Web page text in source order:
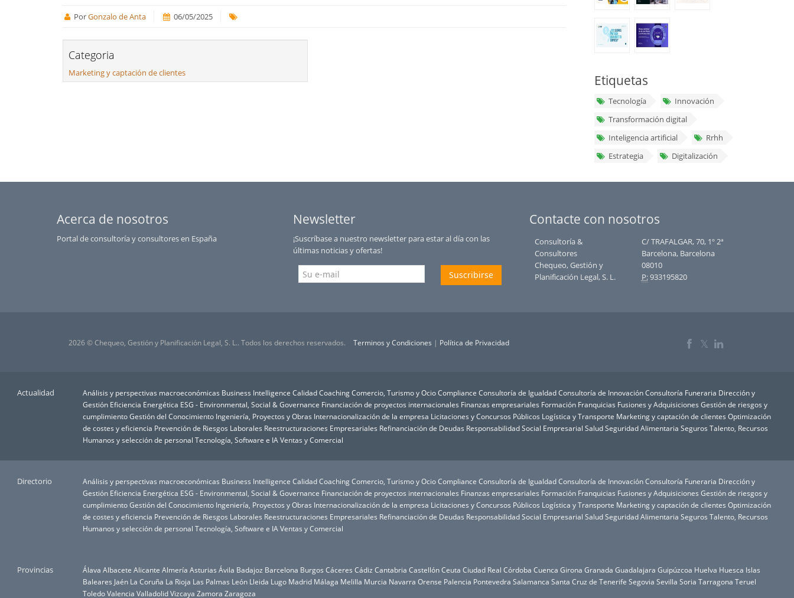
PorGonzalo de Anta 06/05/2025
Categoria
Marketing y captación de clientes Etiquetas
Tecnología
Innovación
Transformación digital
Inteligencia artificial
Rrhh
Estrategia
Digitalización
Acerca de nosotros
Portal de consultoría y consultores en España
Newsletter
¡Suscríbase a nuestro newsletter para estar al día con las
últimas noticias y ofertas!
Suscribirse
Contacte con nosotros
Consultoría &
Consultores
Chequeo, Gestión y
Planificación Legal, S. L.
C/ TRAFALGAR, 70, 1º 2ª
Barcelona, Barcelona
08010
P:933195820
2026 © Chequeo, Gestión y Planificación Legal, S. L.. Todos los derechos reservados. Terminos y Condiciones | Política de Privacidad 𝕏
Actualidad Análisis y perspectivas macroeconómicas Business Intelligence Calidad Coaching Comercio, Turismo y Ocio Compliance Consultoría de Igualdad Consultoría de Innovación Consultoría Funeraria Dirección y
Gestión Eficiencia Energética ESG - Environmental, Social & Governance Financiación de proyectos internacionales Finanzas empresariales Formación Franquicias Fusiones y Adquisiciones Gestión de riesgos y
cumplimiento Gestión del Conocimiento Ingeniería, Proyectos y Obras Internacionalización de la empresa Licitaciones y Concursos Públicos Logística y Transporte Marketing y captación de clientes Optimización
de costes y eficiencia Prevención de Riesgos Laborales Reestructuraciones Empresariales Refinanciación de Deudas Responsabilidad Social Empresarial Salud Seguridad Alimentaria Seguros Talento, Recursos
Humanos y selección de personal Tecnología, Software e IA Ventas y Comercial
Directorio Análisis y perspectivas macroeconómicas Business Intelligence Calidad Coaching Comercio, Turismo y Ocio Compliance Consultoría de Igualdad Consultoría de Innovación Consultoría Funeraria Dirección y
Gestión Eficiencia Energética ESG - Environmental, Social & Governance Financiación de proyectos internacionales Finanzas empresariales Formación Franquicias Fusiones y Adquisiciones Gestión de riesgos y
cumplimiento Gestión del Conocimiento Ingeniería, Proyectos y Obras Internacionalización de la empresa Licitaciones y Concursos Públicos Logística y Transporte Marketing y captación de clientes Optimización
de costes y eficiencia Prevención de Riesgos Laborales Reestructuraciones Empresariales Refinanciación de Deudas Responsabilidad Social Empresarial Salud Seguridad Alimentaria Seguros Talento, Recursos
Humanos y selección de personal Tecnología, Software e IA Ventas y Comercial
Provincias Álava Albacete Alicante Almería Asturias Ávila Badajoz Barcelona Burgos Cáceres Cádiz Cantabria Castellón Ceuta Ciudad Real Córdoba Cuenca Girona Granada Guadalajara Guipúzcoa Huelva Huesca Islas
Baleares Jaén La Coruña La Rioja Las Palmas León Lleida Lugo Madrid Málaga Melilla Murcia Navarra Orense Palencia Pontevedra Salamanca Santa Cruz de Tenerife Segovia Sevilla Soria Tarragona Teruel
Toledo Valencia Valladolid Vizcaya Zamora Zaragoza